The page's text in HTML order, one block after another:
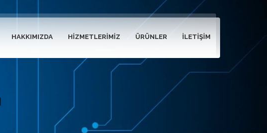
HAKKIMIZDA HIZMETLERIMIZ ÜRÜNLER İLETIŞIM